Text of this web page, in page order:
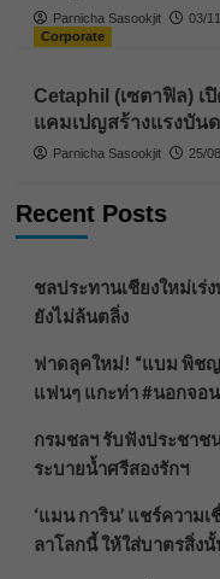
Parnicha Sasookjit
03/
Corporate
Cetaphil (เซตาฟิล)
แคมเปญสร้างแรงบัน
Parnicha Sasookjit 25/
Recent Posts
ชลประทานเชียงใหม่เร่
ยังไม่ล้นตลิ่ง
ฟาดลุคใหม่! “แบม พิช
แฟนๆ แกะท่า #นอกจอ
กรมชลฯ รับฟังประชา
ระบายน้ำศรีสองรักฯ
‘แมน การิน’ แชร์ความ
ลาโลกนี้ ให้ใส่บาตรสิ่ง